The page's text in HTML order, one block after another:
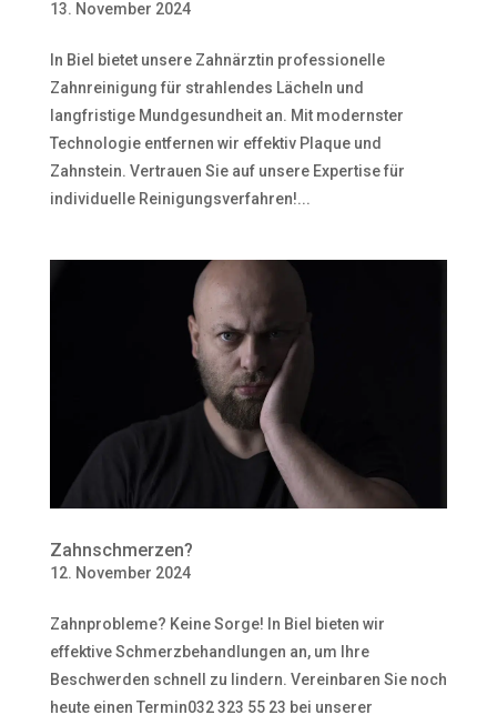
13. November 2024
In Biel bietet unsere Zahnärztin professionelle
Zahnreinigung für strahlendes Lächeln und
langfristige Mundgesundheit an. Mit modernster
Technologie entfernen wir effektiv Plaque und
Zahnstein. Vertrauen Sie auf unsere Expertise für
individuelle Reinigungsverfahren!...
Zahnschmerzen?
12. November 2024
Zahnprobleme? Keine Sorge! In Biel bieten wir
effektive Schmerzbehandlungen an, um Ihre
Beschwerden schnell zu lindern. Vereinbaren Sie noch
heute einen Termin032 323 55 23 bei unserer